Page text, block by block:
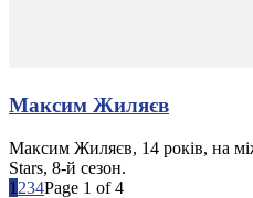
Максим Жиляєв
Максим Жиляєв, 14 років, на
Stars, 8-й сезон.
1 234Page 1 of 4